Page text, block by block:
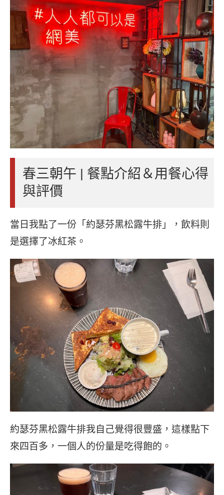
春三朝午 | 餐點介紹＆用餐心得
與評價
當日我點了一份「約瑟芬黑松露牛排」，飲料則
是選擇了冰紅茶。
約瑟芬黑松露牛排我自己覺得很豐盛，這樣點下
來四百多，一個人的份量是吃得飽的。